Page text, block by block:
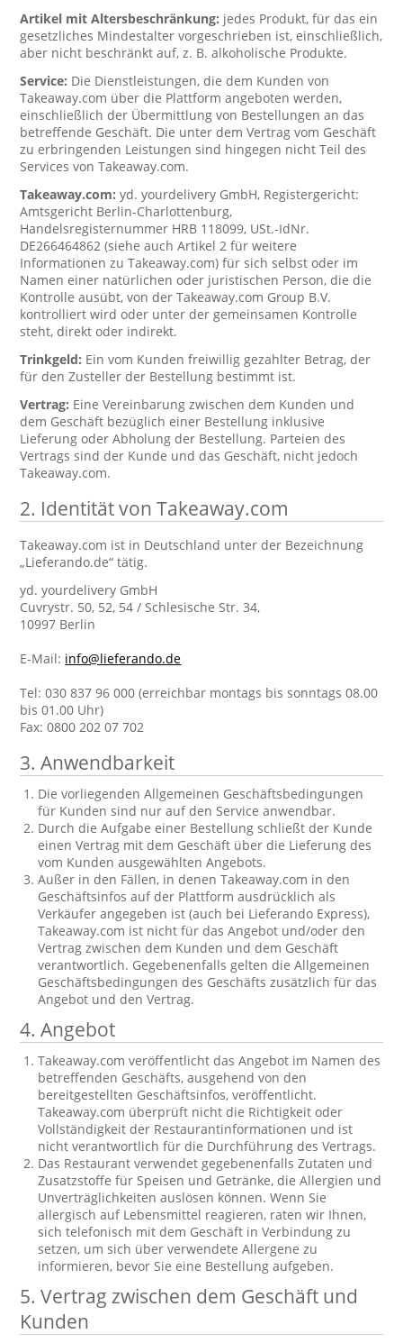
Artikel mit Altersbeschränkung: jedes Produkt, für das ein
gesetzliches Mindestalter vorgeschrieben ist, einschließlich,
aber nicht beschränkt auf, z. B. alkoholische Produkte.
Service: Die Dienstleistungen, die dem Kunden von
Takeaway.com über die Plattform angeboten werden,
einschließlich der Übermittlung von Bestellungen an das
betreffende Geschäft. Die unter dem Vertrag vom Geschäft
zu erbringenden Leistungen sind hingegen nicht Teil des
Services von Takeaway.com.
Takeaway.com:yd. yourdelivery GmbH, Registergericht:
Amtsgericht Berlin-Charlottenburg,
Handelsregisternummer HRB 118099, USt.-IdNr.
DE266464862 (siehe auch Artikel 2 für weitere
Informationen zu Takeaway.com) für sich selbst oder im
Namen einer natürlichen oder juristischen Person, die die
Kontrolle ausübt, von der Takeaway.com Group B.V.
kontrolliert wird oder unter der gemeinsamen Kontrolle
steht, direkt oder indirekt.
Trinkgeld: Ein vom Kunden freiwillig gezahlter Betrag, der
für den Zusteller der Bestellung bestimmt ist.
Vertrag: Eine Vereinbarung zwischen dem Kunden und
dem Geschäft bezüglich einer Bestellung inklusive
Lieferung oder Abholung der Bestellung. Parteien des
Vertrags sind der Kunde und das Geschäft, nicht jedoch
Takeaway.com.
2. Identität von Takeaway.com
Takeaway.com ist in Deutschland unter der Bezeichnung
„Lieferando.de“ tätig.
yd. yourdelivery GmbH
Cuvrystr. 50, 52, 54 / Schlesische Str. 34,
10997 Berlin
E-Mail: info@lieferando.de
Tel: 030 837 96 000 (erreichbar montags bis sonntags 08.00
bis 01.00 Uhr)
Fax: 0800 202 07 702
3. Anwendbarkeit
Die vorliegenden Allgemeinen Geschäftsbedingungen
für Kunden sind nur auf den Service anwendbar.
Durch die Aufgabe einer Bestellung schließt der Kunde
einen Vertrag mit dem Geschäft über die Lieferung des
vom Kunden ausgewählten Angebots.
Außer in den Fällen, in denen Takeaway.com in den
Geschäftsinfos auf der Plattform ausdrücklich als
Verkäufer angegeben ist (auch bei Lieferando Express),
Takeaway.com ist nicht für das Angebot und/oder den
Vertrag zwischen dem Kunden und dem Geschäft
verantwortlich. Gegebenenfalls gelten die Allgemeinen
Geschäftsbedingungen des Geschäfts zusätzlich für das
Angebot und den Vertrag.
4. Angebot
Takeaway.com veröffentlicht das Angebot im Namen des
betreffenden Geschäfts, ausgehend von den
bereitgestellten Geschäftsinfos, veröffentlicht.
Takeaway.com überprüft nicht die Richtigkeit oder
Vollständigkeit der Restaurantinformationen und ist
nicht verantwortlich für die Durchführung des Vertrags.
Das Restaurant verwendet gegebenenfalls Zutaten und
Zusatzstoffe für Speisen und Getränke, die Allergien und
Unverträglichkeiten auslösen können. Wenn Sie
allergisch auf Lebensmittel reagieren, raten wir Ihnen,
sich telefonisch mit dem Geschäft in Verbindung zu
setzen, um sich über verwendete Allergene zu
informieren, bevor Sie eine Bestellung aufgeben.
5. Vertrag zwischen dem Geschäft und
Kunden